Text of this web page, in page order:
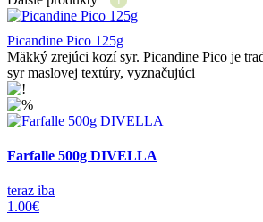
Picandine Pico 125g
Mäkký zrejúci kozí syr. Picandine Pico je
syr maslovej textúry, vyznačujúci
Farfalle 500g DIVELLA
teraz iba
1.00€